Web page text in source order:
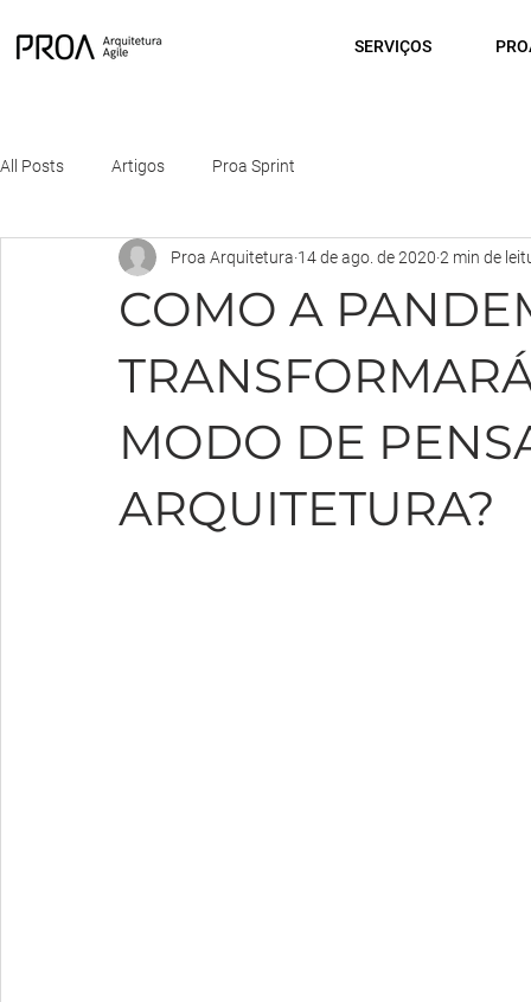
SERVIÇOS
All Posts Artigos Proa Sprint
COMO A
MODO DE
ARQUITETURA?
Proa Arquitetura 14 de ago. de 2020 2 min de